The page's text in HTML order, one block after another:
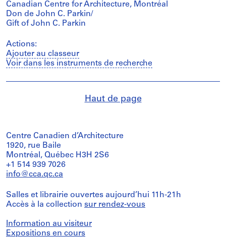
Canadian Centre for Architecture, Montréal
Don de John C. Parkin/
Gift of John C. Parkin
Actions:
Ajouter au classeur
Voir dans les instruments de recherche
Haut de page
Centre Canadien d’Architecture
1920, rue Baile
Montréal, Québec H3H 2S6
+1 514 939 7026
info@cca.qc.ca
Salles et librairie ouvertes aujourd’hui 11h-21h
Accès à la collection sur rendez-vous
Information au visiteur
Expositions en cours